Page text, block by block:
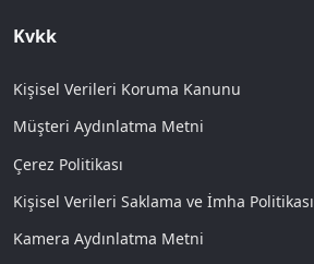
Kvkk
Kişisel Verileri Koruma Kanunu
Müşteri Aydınlatma Metni
Çerez Politikası
Kişisel Verileri Saklama ve İmha Politikası
Kamera Aydınlatma Metni